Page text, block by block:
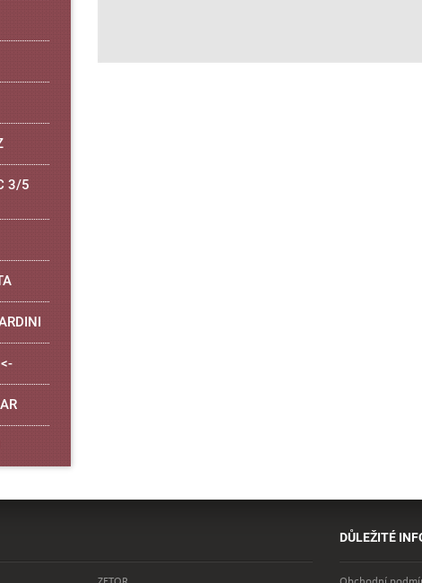
3/5
DŮLEŽITÉ